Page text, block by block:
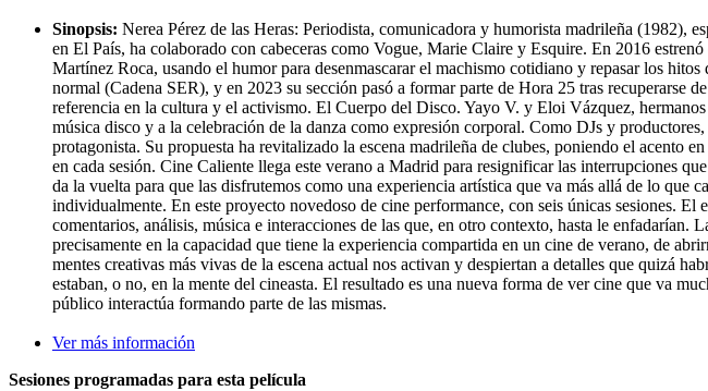
Sinopsis: Nerea Pérez de las Heras: Periodista, comunicadora y humorista madrileña
en El País, ha colaborado con cabeceras como Vogue, Marie Claire y Esquire. En 2016
Martínez Roca, usando el humor para desenmascarar el machismo cotidiano y repasar los
normal (Cadena SER), y en 2023 su sección pasó a formar parte de Hora 25 tras recuperarse
referencia en la cultura y el activismo. El Cuerpo del Disco. Yayo V. y Eloi Vázquez,
música disco y a la celebración de la danza como expresión corporal. Como DJs y
protagonista. Su propuesta ha revitalizado la escena madrileña de clubes, poniendo el acento
en cada sesión. Cine Caliente llega este verano a Madrid para resignificar las interrupciones
da la vuelta para que las disfrutemos como una experiencia artística que va más allá de lo que
individualmente. En este proyecto novedoso de cine performance, con seis únicas sesiones.
comentarios, análisis, música e interacciones de las que, en otro contexto, hasta le
precisamente en la capacidad que tiene la experiencia compartida en un cine de verano, de
mentes creativas más vivas de la escena actual nos activan y despiertan a detalles que quizá
estaban, o no, en la mente del cineasta. El resultado es una nueva forma de ver cine que va
público interactúa formando parte de las mismas.
Ver más información
Sesiones programadas para esta película